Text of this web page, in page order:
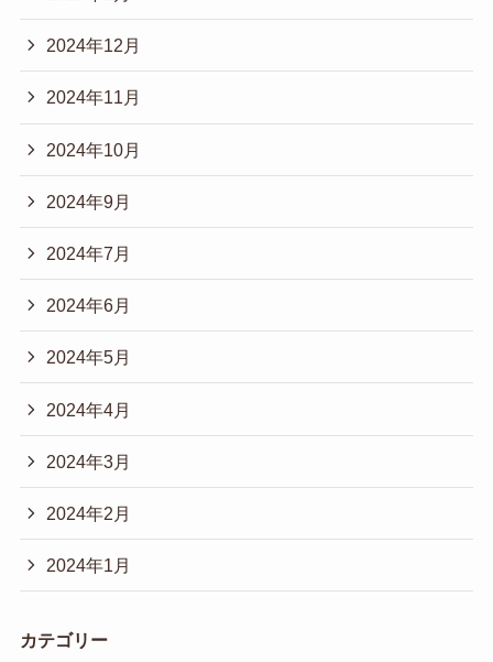
2024年12月
2024年11月
2024年10月
2024年9月
2024年7月
2024年6月
2024年5月
2024年4月
2024年3月
2024年2月
2024年1月
カテゴリー